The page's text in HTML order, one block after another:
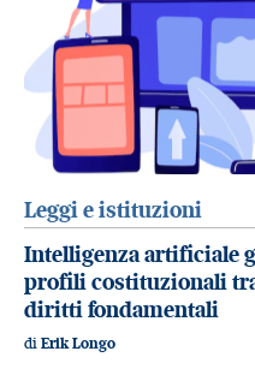
Leggi e istituzioni
Intelligenza artificiale
profili costituzionali
diritti fondamentali
di Erik Longo